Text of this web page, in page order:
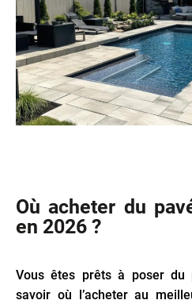
Où acheter du
en 2026 ?
Vous êtes prêts à poser du
savoir où l’acheter au